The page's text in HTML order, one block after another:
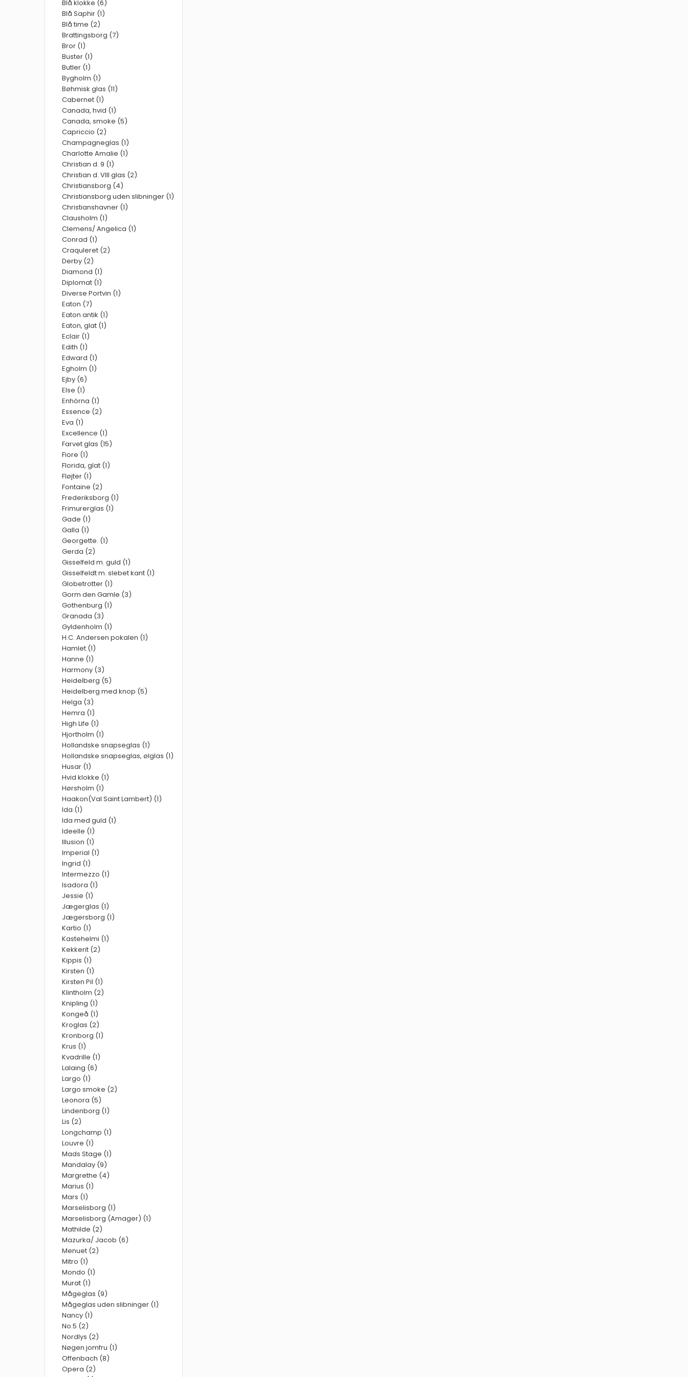
Blå klokke (6)
Blå Saphir (1)
Blå time (2)
Brattingsborg (7)
Bror (1)
Buster (1)
Butler (1)
Bygholm (1)
Bøhmisk glas (11)
Cabernet (1)
Canada, hvid (1)
Canada, smoke (5)
Capriccio (2)
Champagneglas (1)
Charlotte Amalie (1)
Christian d. 9 (1)
Christian d. VIII glas (2)
Christiansborg (4)
Christiansborg uden slibninger (1)
Christianshavner (1)
Clausholm (1)
Clemens/ Angelica (1)
Conrad (1)
Craquleret (2)
Derby (2)
Diamond (1)
Diplomat (1)
Diverse Portvin (1)
Eaton (7)
Eaton antik (1)
Eaton, glat (1)
Eclair (1)
Edith (1)
Edward (1)
Egholm (1)
Ejby (6)
Else (1)
Enhörna (1)
Essence (2)
Eva (1)
Excellence (1)
Farvet glas (15)
Fiore (1)
Florida, glat (1)
Fløjter (1)
Fontaine (2)
Frederiksborg (1)
Frimurerglas (1)
Gade (1)
Galla (1)
Georgette. (1)
Gerda (2)
Gisselfeld m. guld (1)
Gisselfeldt m. slebet kant (1)
Globetrotter (1)
Gorm den Gamle (3)
Gothenburg (1)
Granada (3)
Gyldenholm (1)
H.C. Andersen pokalen (1)
Hamlet (1)
Hanne (1)
Harmony (3)
Heidelberg (5)
Heidelberg med knop (5)
Helga (3)
Hemra (1)
High Life (1)
Hjortholm (1)
Hollandske snapseglas (1)
Hollandske snapseglas, ølglas (1)
Husar (1)
Hvid klokke (1)
Hørsholm (1)
Haakon(Val Saint Lambert) (1)
Ida (1)
Ida med guld (1)
Ideelle (1)
Illusion (1)
Imperial (1)
Ingrid (1)
Intermezzo (1)
Isadora (1)
Jessie (1)
Jægerglas (1)
Jægersborg (1)
Kartio (1)
Kastehelmi (1)
Kekkerit (2)
Kippis (1)
Kirsten (1)
Kirsten Pil (1)
Klintholm (2)
Knipling (1)
Kongeå (1)
Kroglas (2)
Kronborg (1)
Krus (1)
Kvadrille (1)
Lalaing (6)
Largo (1)
Largo smoke (2)
Leonora (5)
Lindenborg (1)
Lis (2)
Longchamp (1)
Louvre (1)
Mads Stage (1)
Mandalay (9)
Margrethe (4)
Marius (1)
Mars (1)
Marselisborg (1)
Marselisborg (Amager) (1)
Mathilde (2)
Mazurka/ Jacob (6)
Menuet (2)
Mitro (1)
Mondo (1)
Murat (1)
Mågeglas (9)
Mågeglas uden slibninger (1)
Nancy (1)
No.5 (2)
Nordlys (2)
Nøgen jomfru (1)
Offenbach (8)
Opera (2)